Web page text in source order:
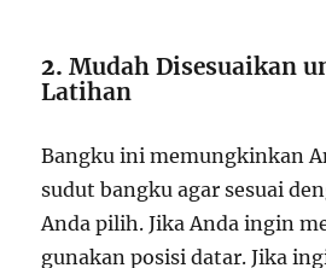
2.Mudah Disesuaikan
Latihan
Bangku ini memungkinkan
sudut bangku agar sesuai
Anda pilih. Jika Anda ingin
gunakan posisi datar. Jika